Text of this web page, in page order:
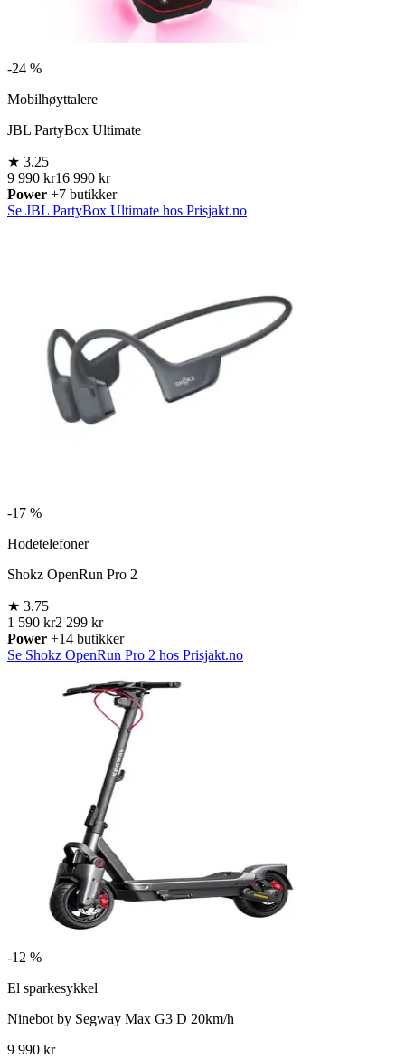
-24 %
Mobilhøyttalere
JBL PartyBox Ultimate
★ 3.25
9 990 kr16 990 kr
Power +7 butikker
Se JBL PartyBox Ultimate hos Prisjakt.no
-17 %
Hodetelefoner
Shokz OpenRun Pro 2
★ 3.75
1 590 kr2 299 kr
Power +14 butikker
Se Shokz OpenRun Pro 2 hos Prisjakt.no
-12 %
El sparkesykkel
Ninebot by Segway Max G3 D 20km/h
9 990 kr